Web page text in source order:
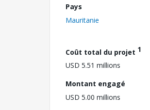
Pays
Mauritanie
Coût total du projet 1
USD 5.51 millions
Montant engagé
USD 5.00 millions